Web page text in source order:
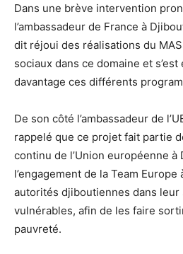
Dans une brève intervention
l’ambassadeur de France à
dit réjoui des réalisations du
sociaux dans ce domaine et
davantage ces différents
De son côté l’ambassadeur de
rappelé que ce projet fait partie
continu de l’Union européenne à
l’engagement de la Team
autorités djiboutiennes dans
vulnérables, afin de les faire
pauvreté.